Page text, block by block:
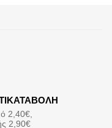
2,40€,
2,90€